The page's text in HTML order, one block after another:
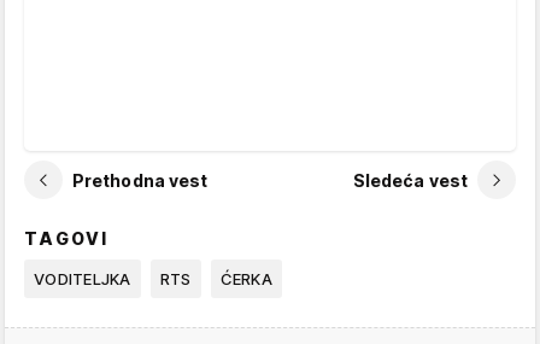
Prethodna vest Sledeća vest
TAGOVI
VODITELJKA RTS ĆERKA